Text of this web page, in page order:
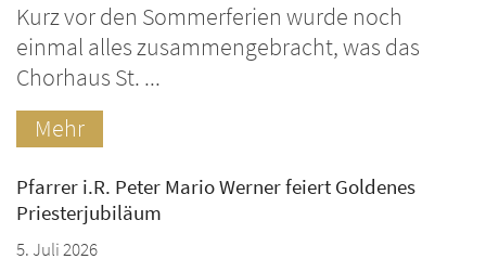
Kurz vor den Sommerferien wurde noch
einmal alles zusammengebracht, was das
Chorhaus St. ...
Mehr
Pfarrer i.R. Peter Mario Werner feiert Goldenes
Priesterjubiläum
5. Juli 2026